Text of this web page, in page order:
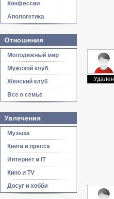
Конфессии
Апологетика
Отношения
Молодежный мир
Мужской клуб
Женский клуб
Все о семье
Увлечения
Музыка
Книги и пресса
Интернет и IT
Кино и TV
Досуг и хобби
Удален